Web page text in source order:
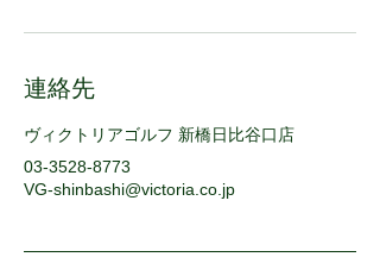
連絡先
ヴィクトリアゴルフ 新橋日比谷口店
03-3528-8773
VG-shinbashi@victoria.co.jp